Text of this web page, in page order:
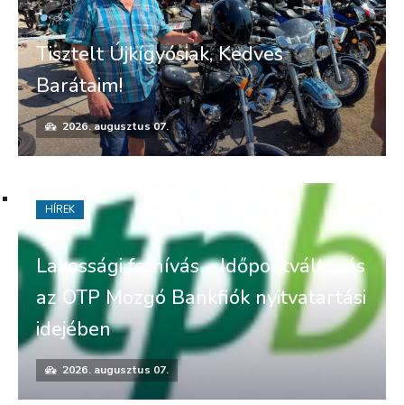
Tisztelt Újkígyósiak, Kedves
Barátaim!
2026. augusztus 07.
Lakossági felhívás – Időpontváltozás
az OTP Mozgó Bankfiók nyitvatartási
idejében
2026. augusztus 07.
HÍREK